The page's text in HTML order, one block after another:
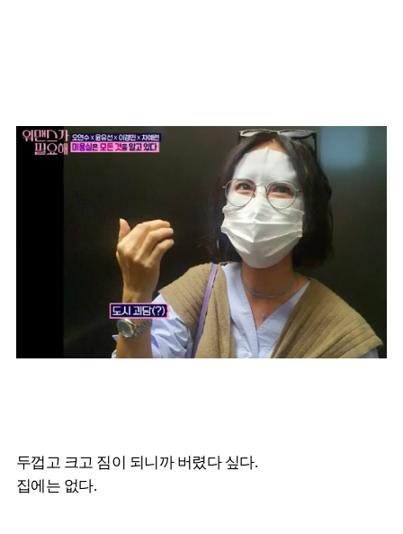
두껍고 크고 짐이 되니까 버렸다 싶다.
집에는 없다.